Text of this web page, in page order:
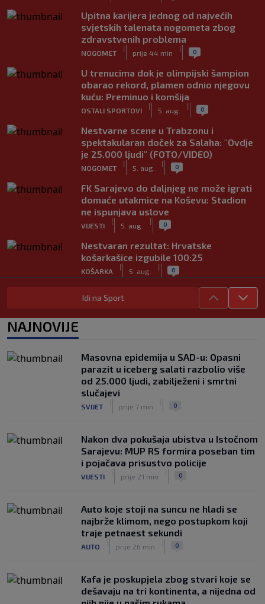
Upitna karijera jednog od najvećih
svjetskih talenata nogometa zbog
zdravstvenih problema
NOGOMET
|
prije 44 min
| 0
U trenucima dok je olimpijski šampion
obarao rekord, plamen odnio njegovu
kuću: Preminuo i komšija
OSTALI SPORTOVI
|
5. aug.
| 0
Nestvarne scene u Trabzonu i
spektakularan doček za Salaha: "Ovdje
je 25.000 ljudi" (FOTO/VIDEO)
NOGOMET
|
5. aug.
| 0
FK Sarajevo do daljnjeg ne može igrati
domaće utakmice na Koševu: Stadion
ne ispunjava uslove
VIJESTI
|
5. aug.
| 0
Nestvaran rezultat: Hrvatske
košarkašice izgubile 100:25
KOŠARKA
|
5. aug.
| 0
Poljski fudbal zavijen u crno: Preminuo
legendarni golman u 44. godini života
NOGOMET 5. aug.
s navijačima (VIDEO)
NOGOMET
|
5. aug.
| 0
Idi na Sport
NAJNOVIJE
Masovna epidemija u SAD-u: Opasni
parazit u iceberg salati razbolio više
od 25.000 ljudi, zabilježeni i smrtni
slučajevi
SVIJET prije 7 min 0
Nakon dva pokušaja ubistva u Istočnom
Sarajevu: MUP RS formira poseban tim
i pojačava prisustvo policije
VIJESTI prije 21 min 0
Auto koje stoji na suncu ne hladi se
najbrže klimom, nego postupkom koji
traje petnaest sekundi
AUTO prije 26 min 0
Kafa je poskupjela zbog stvari koje se
dešavaju na tri kontinenta, a nijedna od